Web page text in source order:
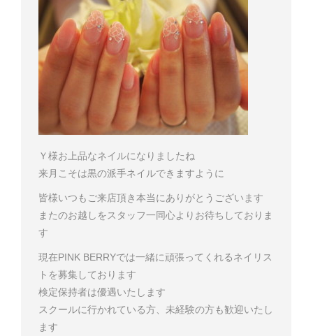
Ｙ様お上品なネイルになりましたね
来月こそは黒の派手ネイルできますように
皆様いつもご来店頂き本当にありがとうございます
またのお越しをスタッフ一同心よりお待ちしておりま
す
現在PINK BERRYでは一緒に頑張ってくれるネイリス
トを募集しております
検定保持者は優遇いたします
スクールに行かれている方、未経験の方も歓迎いたし
ます